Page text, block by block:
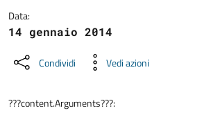
Data:
14 gennaio 2014
Condividi Vedi azioni
???content.Arguments???: